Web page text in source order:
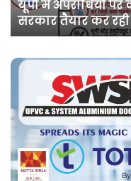
खेड़ा
को
एक
जमानत
असम में दर्ज
सप्ताह की